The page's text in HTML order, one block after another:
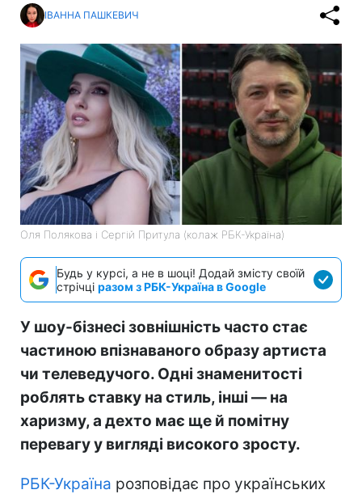
ІВАННА ПАШКЕВИЧ
Оля Полякова і Сергій Притула (колаж РБК-Україна)
Будь у курсі, а не в шоці! Додай змісту своїй
стрічці разом з РБК-Україна в Google
У шоу-бізнесі зовнішність часто стає
частиною впізнаваного образу артиста
чи телеведучого. Одні знаменитості
роблять ставку на стиль, інші — на
харизму, а дехто має ще й помітну
перевагу у вигляді високого зросту.
РБК-Україна розповідає про українських